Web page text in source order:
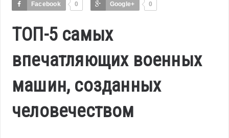
Facebook 0 Google+ 0
ТОП-5 самых
впечатляющих военных
машин, созданных
человечеством